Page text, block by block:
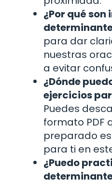
¿Por qué
para dar
nuestras
a evitar
¿Dónde
ejercicios
Puedes
formato PDF
preparado
para ti en
¿Puedo